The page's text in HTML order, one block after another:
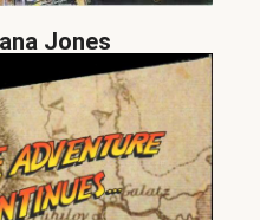
Jones